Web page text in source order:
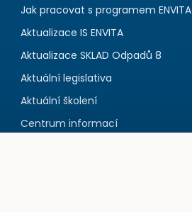
Jak pracovat s programem ENVITA
Aktualizace IS ENVITA
Aktualizace SKLAD Odpadů 8
Aktuální legislativa
Aktuální školení
Centrum informací